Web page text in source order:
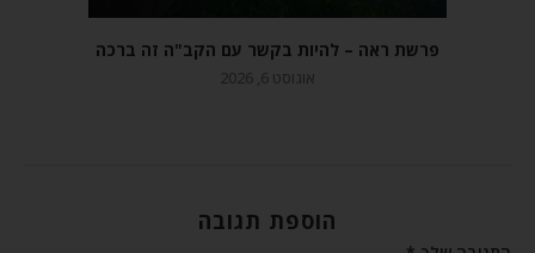
פרשת ראה – להיות בקשר עם הקב"ה זה ברכה
אוגוסט 6, 2026
הוספת תגובה